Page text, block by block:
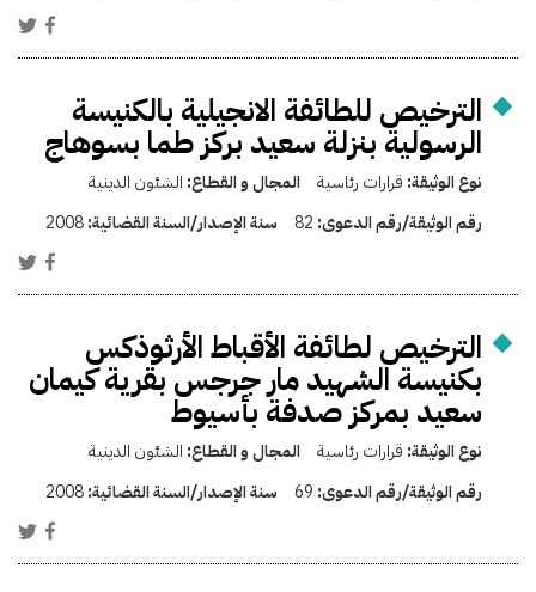
الترخيص للطائفة الانجيلية بالكنيسة
الرسولية بنزلة سعيد بركز طما بسوهاج
نوع الوثيقة: قرارات رئاسية المجال و القطاع: الشئون الدينية
رقم الوثيقة/رقم الدعوى: 82 سنة الإصدار/السنة القضائية:2008
الترخيص لطائفة الأقباط الأرثوذكس
بكنيسة الشهيد مار جرجس بقرية كيمان
سعيد بمركز صدفة بأسيوط
نوع الوثيقة: قرارات رئاسية المجال و القطاع: الشئون الدينية
رقم الوثيقة/رقم الدعوى: 69 سنة الإصدار/السنة القضائية:2008